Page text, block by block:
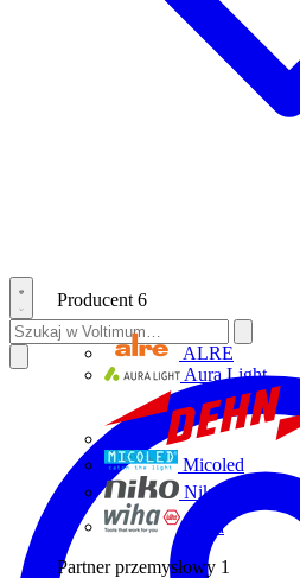
Producent 6
ALRE
Aura Light
Micoled
Niko
Wiha
Partner przemysłowy 1